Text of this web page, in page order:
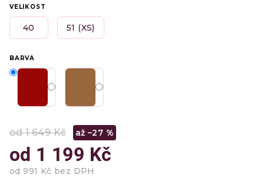
VELIKOST
40 51 (XS)
BARVA
od 1 649 Kč až –27 %
od 1 199 Kč
od 991 Kč bez DPH